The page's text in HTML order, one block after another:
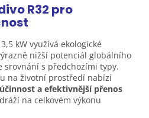
R32 pro
kW využívá ekologické
nižší potenciál globálního
srovnání s předchozími typy.
na životní prostředí nabízí
a efektivnější přenos
na celkovém výkonu